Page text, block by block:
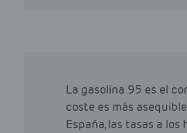
La gasolina 95 es el
coste es más
España, las tasas a